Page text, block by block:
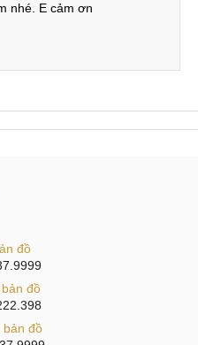
500.000
6-12
iPad Air 1 tại
nhé. E cảm ơn
đồ
đồ
bản đồ